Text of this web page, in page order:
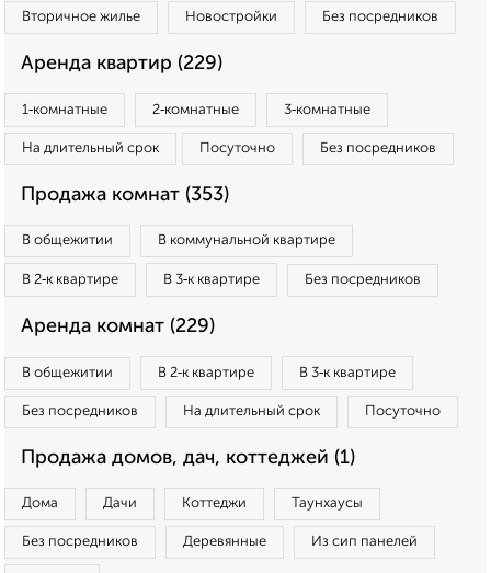
Вторичное жилье Новостройки Без посредников
Аренда квартир (229)
1‑комнатные 2‑комнатные 3‑комнатные
На длительный срок Посуточно Без посредников
Продажа комнат (353)
В общежитии В коммунальной квартире
В 2‑к квартире В 3‑к квартире Без посредников
Аренда комнат (229)
В общежитии В 2‑к квартире В 3‑к квартире
Без посредников На длительный срок Посуточно
Продажа домов, дач, коттеджей (1)
Дома Дачи Коттеджи Таунхаусы
Без посредников Деревянные Из сип панелей